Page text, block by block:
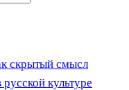
скрытый смысл
культуре